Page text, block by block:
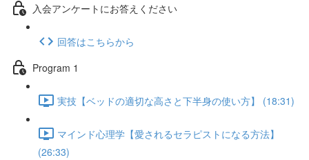
入会アンケートにお答えください
回答はこちらから
Program 1
実技【ベッドの適切な高さと下半身の使い方】 (18:31)
マインド心理学【愛されるセラピストになる方法】
(26:33)